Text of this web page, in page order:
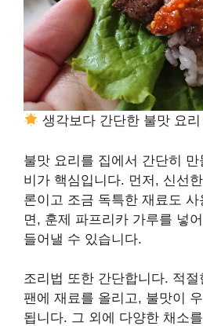
생각보다 간단한 불맛 요리
불맛 요리를 집에서 간단히
비가 핵심입니다. 먼저, 신선
론이고 조금 독특한 재료도
면, 훈제 파프리카 가루를 넣
들어낼 수 있습니다.
조리법 또한 간단합니다. 적
팬에 재료를 올리고, 불맛이
됩니다. 그 외에 다양한 채소